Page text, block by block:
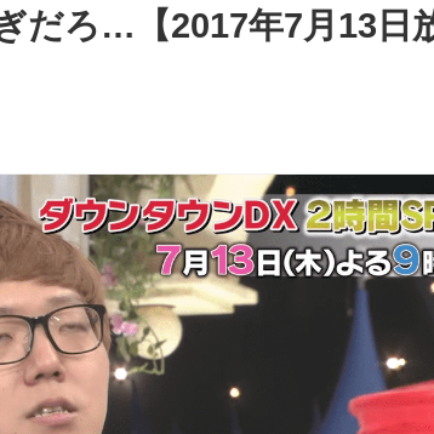
だろ…【2017年7月13日